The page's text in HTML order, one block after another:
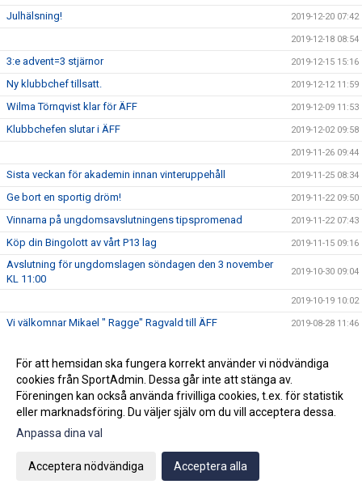
Julhälsning! 2019-12-20 07:42
2019-12-18 08:54
3:e advent=3 stjärnor 2019-12-15 15:16
Ny klubbchef tillsatt. 2019-12-12 11:59
Wilma Törnqvist klar för ÄFF 2019-12-09 11:53
Klubbchefen slutar i ÄFF 2019-12-02 09:58
2019-11-26 09:44
Sista veckan för akademin innan vinteruppehåll 2019-11-25 08:34
Ge bort en sportig dröm! 2019-11-22 09:50
Vinnarna på ungdomsavslutningens tipspromenad 2019-11-22 07:43
Köp din Bingolott av vårt P13 lag 2019-11-15 09:16
Avslutning för ungdomslagen söndagen den 3 november
KL 11:00
2019-10-30 09:04
2019-10-19 10:02
Vi välkomnar Mikael " Ragge" Ragvald till ÄFF 2019-08-28 11:46
Sommarproffsläger 2019 2019-08-14 11:14
Vinnare i 50/50 lotteriet 11/8 2019-08-14 10:21
ÄFF söker matchsekreterare 2019-08-14 10:18
Angående gårdagens match i P19-Allsvenskan
Klubbchefen Helena Wennerström presenterar sig
För att hemsidan ska fungera korrekt använder vi nödvändiga
cookies från SportAdmin. Dessa går inte att stänga av.
Föreningen kan också använda frivilliga cookies, t.ex. för statistik
eller marknadsföring. Du väljer själv om du vill acceptera dessa.
Anpassa dina val
Acceptera nödvändiga Acceptera alla